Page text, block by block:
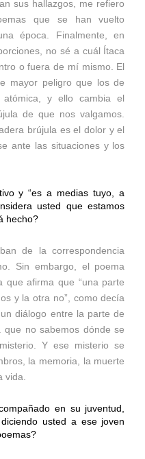
sus hallazgos, me refiero
que se han vuelto
época. Finalmente, en
no sé a cuál Ítaca
o fuera de mí mismo. El
mayor peligro que los de
atómica, y ello cambia el
de que nos valgamos.
brújula es el dolor y el
ante las situaciones y los
y “es a medias tuyo, a
usted que estamos
hecho?
de la correspondencia
Sin embargo, el poema
que afirma que “una parte
y la otra no”, como decía
diálogo entre la parte de
no sabemos dónde se
Y ese misterio se
la memoria, la muerte
vida.
en su juventud,
usted a ese joven